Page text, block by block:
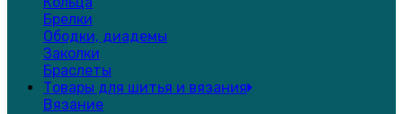
Брелки
Ободки, диадемы
Заколки
Браслеты
Товары для шитья и вязания
Вязание